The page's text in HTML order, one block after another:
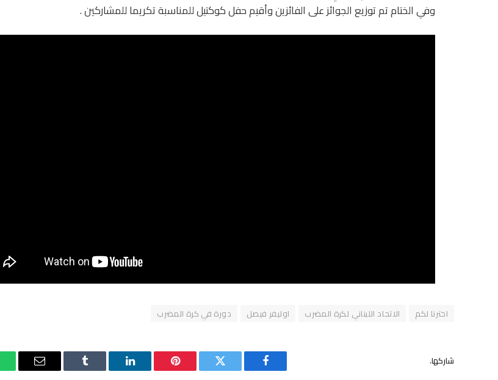
وفي الختام تم توزيع الجوائز على الفائزين وأقيم حفل كوكتيل للمناسبة تكريما للمشاركين .
اخترنا لكم الاتحاد اللبناني لكرة المضرب اوليفر فيصل دورة في كرة المضرب
شاركها.
فيسبوك تويتر بينتيريستلينكدإن Tumblr
البريد